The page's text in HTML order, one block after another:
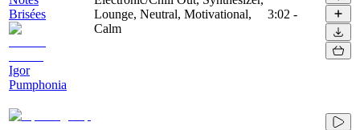
Brisées
Igor
Pumphonia
Lounge, Neutral, Motivational,
Calm
3:02 -